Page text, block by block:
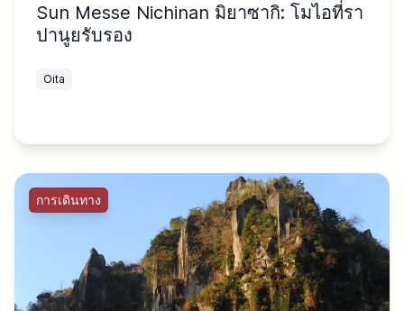
Sun Messe Nichinan มิยาซากิ: โมไอที่รา
ปานูยรับรอง
Oita
การเดินทาง